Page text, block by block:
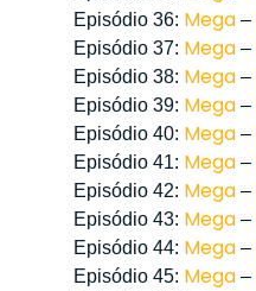
Episódio 36: Mega–
Episódio 37: Mega–
Episódio 38: Mega–
Episódio 39: Mega–
Episódio 40: Mega–
Episódio 41: Mega–
Episódio 42: Mega–
Episódio 43: Mega–
Episódio 44: Mega–
Episódio 45: Mega–